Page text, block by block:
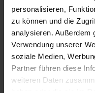
personalisieren,
zu können und die
analysieren. Außerdem
Verwendung unserer
soziale Medien,
Partner führen diese
weiteren Daten
Monat:Juli